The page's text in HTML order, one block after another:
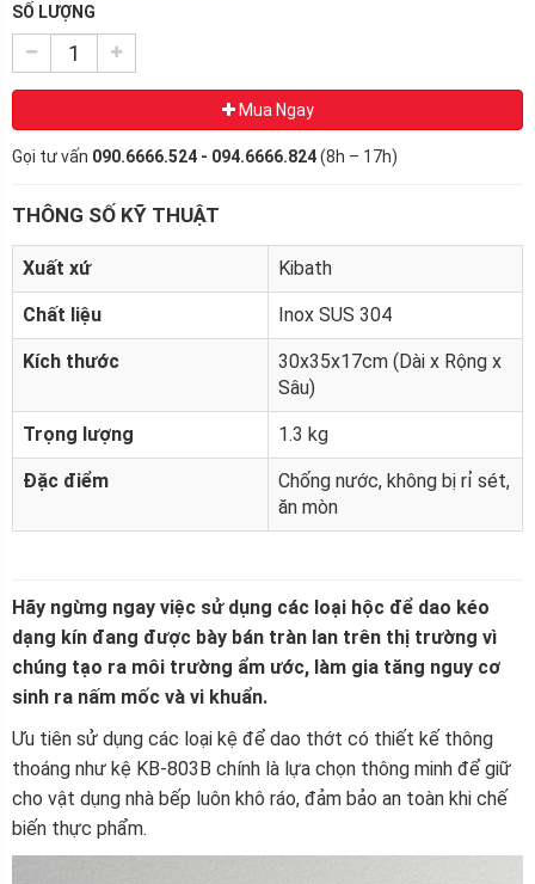
SỐ LƯỢNG
Mua Ngay
Gọi tư vấn 090.6666.524 - 094.6666.824(8h – 17h)
THÔNG SỐ KỸ THUẬT
Xuất xứ Kibath
Chất liệu Inox SUS 304
Kích thước
30x35x17cm (Dài x Rộng x
Sâu)
Trọng lượng 1.3 kg
Đặc điểm
Chống nước, không bị rỉ sét,
ăn mòn
Hãy ngừng ngay việc sử dụng các loại hộc để dao kéo
dạng kín đang được bày bán tràn lan trên thị trường vì
chúng tạo ra môi trường ẩm ước, làm gia tăng nguy cơ
sinh ra nấm mốc và vi khuẩn.
Ưu tiên sử dụng các loại kệ để dao thớt có thiết kế thông
thoáng như kệ KB-803B chính là lựa chọn thông minh để giữ
cho vật dụng nhà bếp luôn khô ráo, đảm bảo an toàn khi chế
biến thực phẩm.